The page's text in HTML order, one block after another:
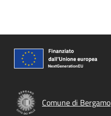
Comune di Bergamo